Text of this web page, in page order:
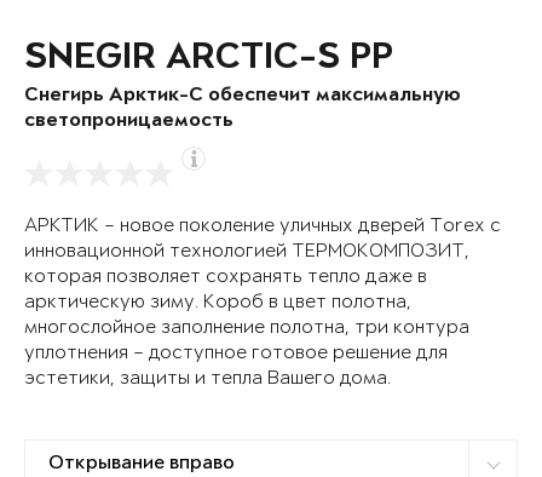
SNEGIR ARCTIC-S PP
Снегирь Арктик-С обеспечит максимальную
светопроницаемость
АРКТИК – новое поколение уличных дверей Torex с
инновационной технологией ТЕРМОКОМПОЗИТ,
которая позволяет сохранять тепло даже в
арктическую зиму. Короб в цвет полотна,
многослойное заполнение полотна, три контура
уплотнения – доступное готовое решение для
эстетики, защиты и тепла Вашего дома.